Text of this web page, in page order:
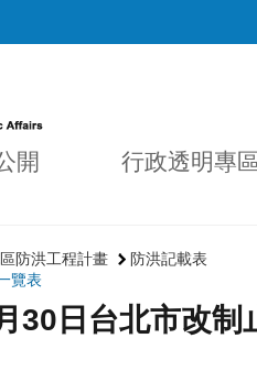
開 行政透明專
防洪工程計畫
防洪記載表
覽表
30日台北市改制